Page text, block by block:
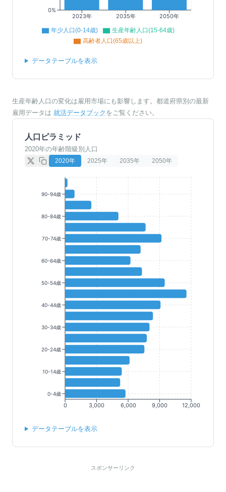
2023年 2035年 2050年
0%
年少人口(0-14歳)
生産年齢人口(15-64歳)
高齢者人口(65歳以上)
データテーブルを表示
生産年齢人口の変化は雇用市場にも影響します。都道府県別の最新
雇用データは 就活データブック をご覧ください。
人口ピラミッド
2020年の年齢階級別人口
2020年 2025年 2035年 2050年
0 3,000 6,000 9,000 12,000
90-94歳
80-84歳
70-74歳
60-64歳
50-54歳
40-44歳
30-34歳
20-24歳
10-14歳
0-4歳
データテーブルを表示
スポンサーリンク